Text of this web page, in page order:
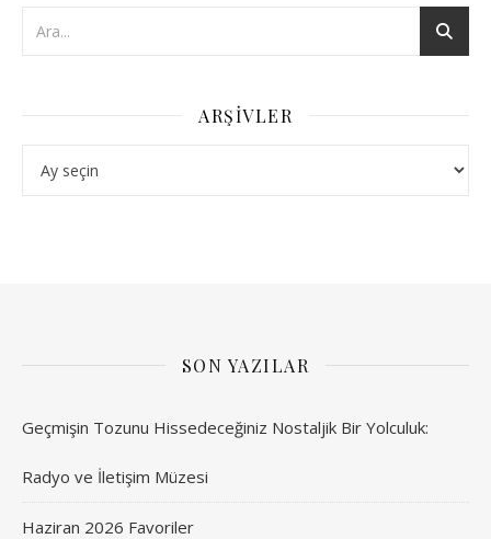
ARŞIVLER
SON YAZILAR
Geçmişin Tozunu Hissedeceğiniz Nostaljik Bir Yolculuk:
Radyo ve İletişim Müzesi
Haziran 2026 Favoriler